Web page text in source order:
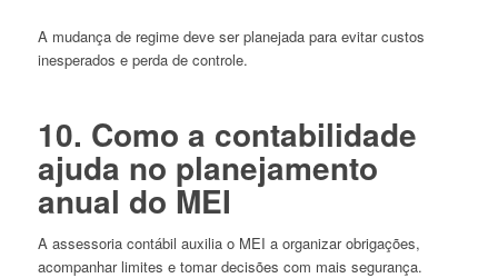
A mudança de regime deve ser planejada para evitar custos
inesperados e perda de controle.
10. Como a contabilidade
ajuda no planejamento
anual do MEI
A assessoria contábil auxilia o MEI a organizar obrigações,
acompanhar limites e tomar decisões com mais segurança.